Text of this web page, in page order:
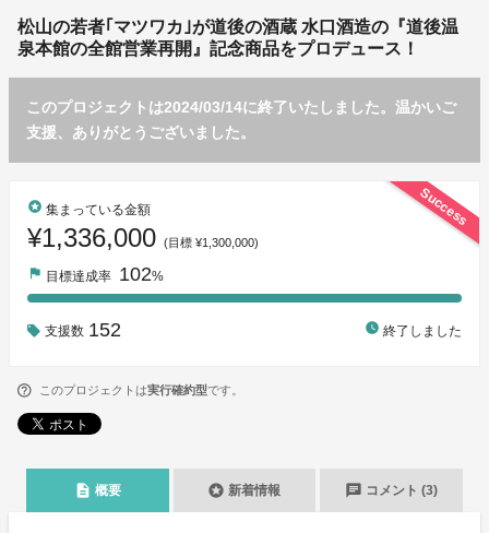
松山の若者｢マツワカ｣が道後の酒蔵 水口酒造の『道後温
泉本館の全館営業再開』記念商品をプロデュース！
このプロジェクトは2024/03/14に終了いたしました。温かいご
支援、ありがとうございました。
Success
stars 集まっている金額
¥1,336,000 (目標 ¥1,300,000)
flag 目標達成率 102%
支援数 152 watch_later 終了しました
このプロジェクトは実行確約型です。
description 概要 stars 新着情報 chat コメント (3)